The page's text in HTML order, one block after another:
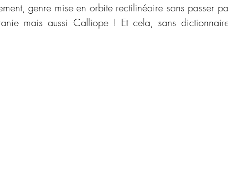
genre mise en orbite rectilinéaire sans passer